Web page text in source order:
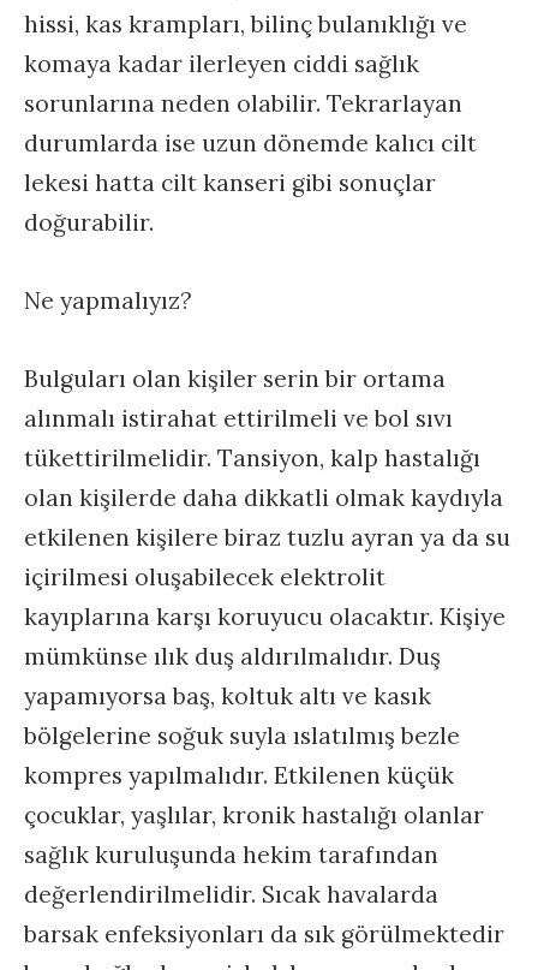
hissi, kas krampları, bilinç bulanıklığı ve
komaya kadar ilerleyen ciddi sağlık
sorunlarına neden olabilir. Tekrarlayan
durumlarda ise uzun dönemde kalıcı cilt
lekesi hatta cilt kanseri gibi sonuçlar
doğurabilir.
Ne yapmalıyız?
Bulguları olan kişiler serin bir ortama
alınmalı istirahat ettirilmeli ve bol sıvı
tükettirilmelidir. Tansiyon, kalp hastalığı
olan kişilerde daha dikkatli olmak kaydıyla
etkilenen kişilere biraz tuzlu ayran ya da su
içirilmesi oluşabilecek elektrolit
kayıplarına karşı koruyucu olacaktır. Kişiye
mümkünse ılık duş aldırılmalıdır. Duş
yapamıyorsa baş, koltuk altı ve kasık
bölgelerine soğuk suyla ıslatılmış bezle
kompres yapılmalıdır. Etkilenen küçük
çocuklar, yaşlılar, kronik hastalığı olanlar
sağlık kuruluşunda hekim tarafından
değerlendirilmelidir. Sıcak havalarda
barsak enfeksiyonları da sık görülmektedir